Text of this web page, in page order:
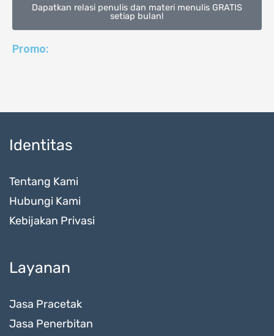
Dapatkan relasi penulis dan materi menulis GRATIS
setiap bulan!
Promo:
Identitas
Tentang Kami
Hubungi Kami
Kebijakan Privasi
Layanan
Jasa Pracetak
Jasa Penerbitan